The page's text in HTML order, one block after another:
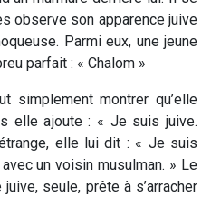
observe son apparence juive
Parmi eux, une jeune
parfait : « Chalom »
simplement montrer qu’elle
elle ajoute : « Je suis juive.
elle lui dit : « Je suis
un voisin musulman. » Le
seule, prête à s’arracher